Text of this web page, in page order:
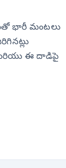
భారీ మంటలు
మరియు ఈ దాడిపై